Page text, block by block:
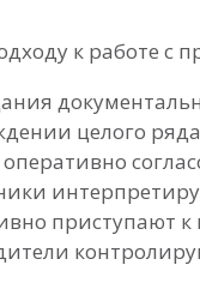
к работе с
целого
приступают